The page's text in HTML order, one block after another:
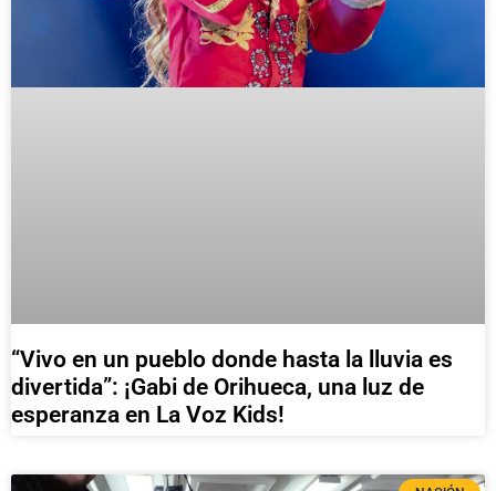
“Vivo en un pueblo donde hasta la lluvia es
divertida”: ¡Gabi de Orihueca, una luz de
esperanza en La Voz Kids!